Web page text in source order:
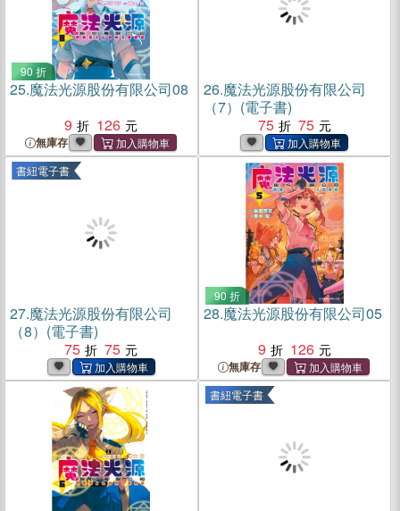
90 折
25.魔法光源股份有限公司08
9
126
無庫存
26.魔法光源股份有限公司
（7）(電子書)
75
75
書紐電子書
27.魔法光源股份有限公司
（8）(電子書)
75
75
90 折
28.魔法光源股份有限公司05
9
126
無庫存
書紐電子書